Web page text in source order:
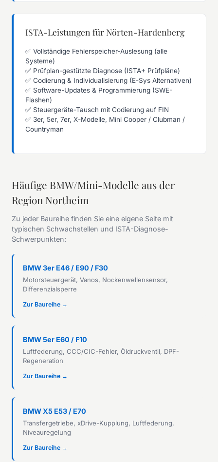
ISTA-Leistungen für Nörten-Hardenberg
✅ Vollständige Fehlerspeicher-Auslesung (alle
Systeme)
✅ Prüfplan-gestützte Diagnose (ISTA+ Prüfpläne)
✅ Codierung & Individualisierung (E-Sys Alternativen)
✅ Software-Updates & Programmierung (SWE-
Flashen)
✅ Steuergeräte-Tausch mit Codierung auf FIN
✅ 3er, 5er, 7er, X-Modelle, Mini Cooper / Clubman /
Countryman
Häufige BMW/Mini-Modelle aus der
Region Northeim
Zu jeder Baureihe finden Sie eine eigene Seite mit
typischen Schwachstellen und ISTA-Diagnose-
Schwerpunkten:
BMW 3er E46 / E90 / F30
Motorsteuergerät, Vanos, Nockenwellensensor,
Differenzialsperre
Zur Baureihe →
BMW 5er E60 / F10
Luftfederung, CCC/CIC-Fehler, Öldruckventil, DPF-
Regeneration
Zur Baureihe →
BMW X5 E53 / E70
Transfergetriebe, xDrive-Kupplung, Luftfederung,
Niveauregelung
Zur Baureihe →